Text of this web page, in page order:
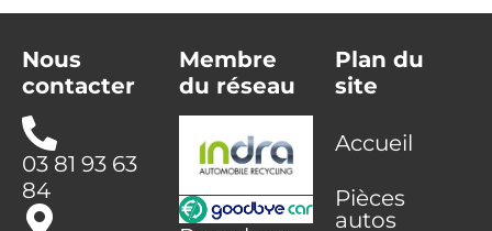
Nous
contacter
03 81 93 63
84
Membre
du réseau
Plan du
site
Accueil
Pièces
autos